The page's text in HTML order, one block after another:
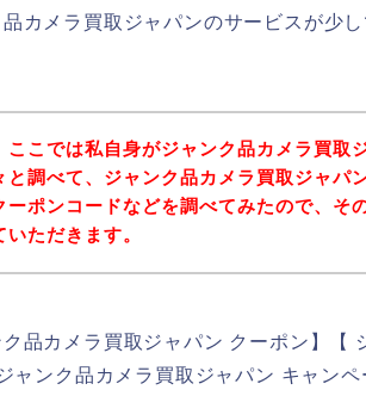
カメラ買取ジャパンのサービスが少
ここでは私自身がジャンク品カメラ買取
と調べて、ジャンク品カメラ買取ジャパ
ーポンコードなどを調べてみたので、そ
いただきます。
品カメラ買取ジャパン クーポン】【
ャンク品カメラ買取ジャパン キャン